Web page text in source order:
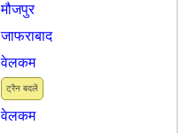
मौजपुर
जाफराबाद
ट्रैन बदलें
वेलकम
वेलकम